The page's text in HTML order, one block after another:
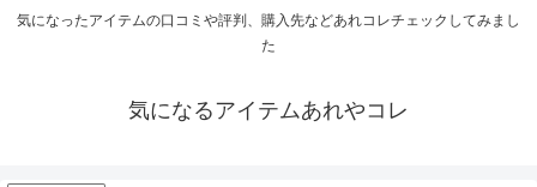
気になったアイテムの口コミや評判、購入先などあれコレチェックしてみまし
た
気になるアイテムあれやコレ